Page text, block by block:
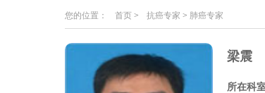
您的位置： 首页 > 抗癌专家 > 肺癌专家
梁震
所在科